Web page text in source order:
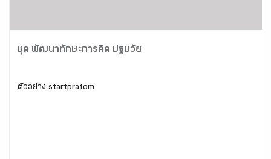
ชุด พัฒนาทักษะการคิด ปฐมวัย
ตัวอย่าง startpratom